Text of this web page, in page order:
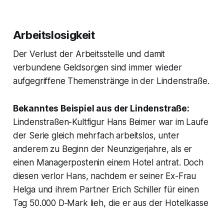
Arbeitslosigkeit
Der Verlust der Arbeitsstelle und damit
verbundene Geldsorgen sind immer wieder
aufgegriffene Themenstränge in der Lindenstraße.
Bekanntes Beispiel aus der Lindenstraße:
Lindenstraßen-Kultfigur Hans Beimer war im Laufe
der Serie gleich mehrfach arbeitslos, unter
anderem zu Beginn der Neunzigerjahre, als er
einen Managerpostenin einem Hotel antrat. Doch
diesen verlor Hans, nachdem er seiner Ex-Frau
Helga und ihrem Partner Erich Schiller für einen
Tag 50.000 D‑Mark lieh, die er aus der Hotelkasse